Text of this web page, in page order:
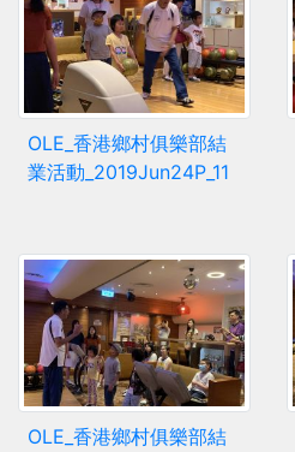
OLE_香港鄉村俱樂部結
業活動_2019Jun24P_11
OLE_香港鄉村俱樂部結